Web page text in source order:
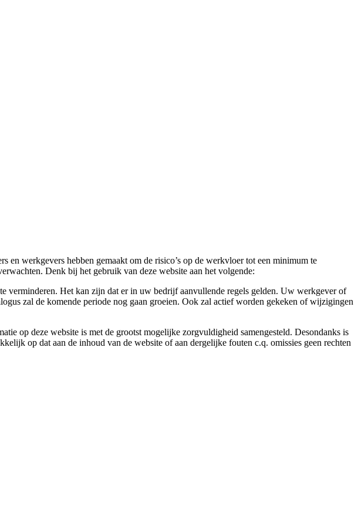
werkgevers hebben gemaakt om de risico’s op de werkvloer tot een minimum te
Denk bij het gebruik van deze website aan het volgende:
verminderen. Het kan zijn dat er in uw bedrijf aanvullende regels gelden. Uw werkgever of
zal de komende periode nog gaan groeien. Ook zal actief worden gekeken of wijzigingen
op deze website is met de grootst mogelijke zorgvuldigheid samengesteld. Desondanks is
op dat aan de inhoud van de website of aan dergelijke fouten c.q. omissies geen rechten